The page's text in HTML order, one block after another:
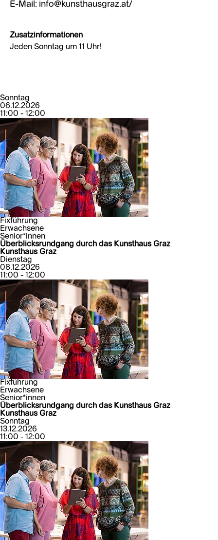
E-Mail: info@kunsthausgraz.at/
Zusatzinformationen
Jeden Sonntag um 11 Uhr!
Sonntag
06.12.2026
11:00 - 12:00
Fixführung
Erwachsene
Senior*innen
Überblicksrundgang durch das Kunsthaus Graz
Kunsthaus Graz
Dienstag
08.12.2026
11:00 - 12:00
Fixführung
Erwachsene
Senior*innen
Überblicksrundgang durch das Kunsthaus Graz
Kunsthaus Graz
Sonntag
13.12.2026
11:00 - 12:00